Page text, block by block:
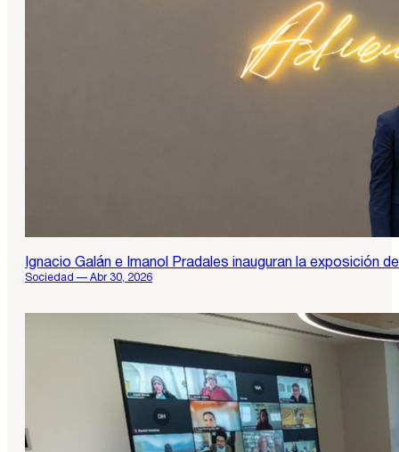
Ignacio Galán e Imanol Pradales inauguran la exposición
Sociedad — Abr 30, 2026